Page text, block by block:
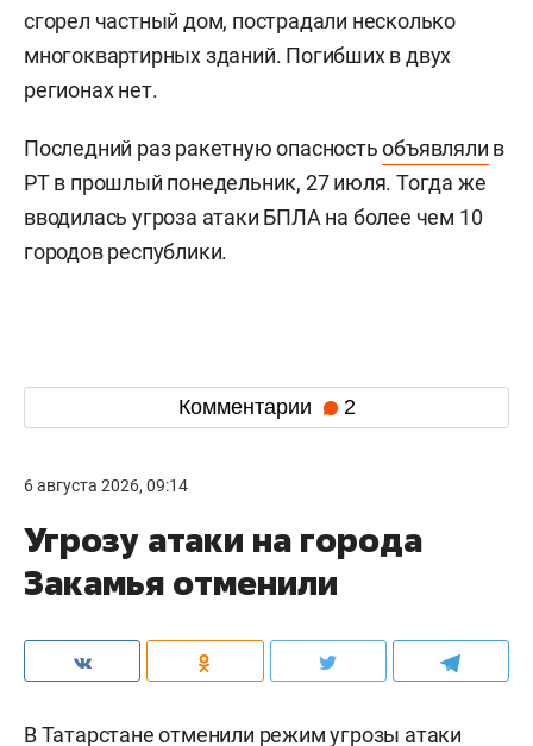
сгорел частный дом, пострадали несколько
многоквартирных зданий. Погибших в двух
регионах нет.
Последний раз ракетную опасностьобъявляли в
РТ в прошлый понедельник, 27 июля. Тогда же
вводилась угроза атаки БПЛА на более чем 10
городов республики.
Комментарии 2
6 августа 2026, 09:14
Угрозу атаки на города
Закамья отменили
В Татарстане отменили режим угрозы атаки